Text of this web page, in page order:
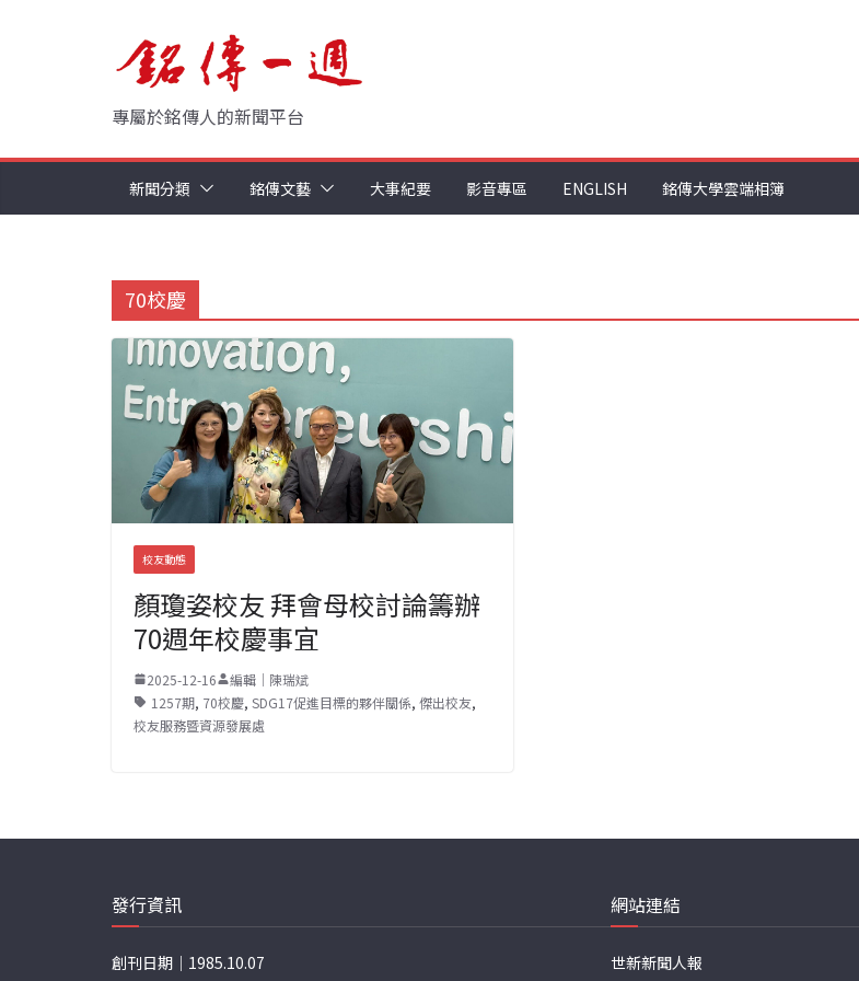
專屬於銘傳人的新聞平台
新聞分類 銘傳文藝 大事紀要 影音專區 ENGLISH 銘傳大學雲端相簿
70校慶
校友動態
顏瓊姿校友 拜會母校討論籌辦
70週年校慶事宜
2025-12-16
編輯｜陳瑞斌
1257期, 70校慶, SDG17促進目標的夥伴關係, 傑出校友,
校友服務暨資源發展處
發行資訊
創刊日期｜1985.10.07
網站連結
世新新聞人報